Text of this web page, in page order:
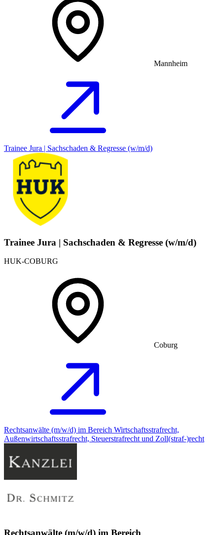
Mannheim
Trainee Jura | Sachschaden & Regresse (w/m/d)
Trainee Jura | Sachschaden & Regresse (w/m/d)
HUK-COBURG
Coburg
Rechtsanwälte (m/w/d) im Bereich Wirtschaftsstrafrecht,
Außenwirtschaftsstrafrecht, Steuerstrafrecht und Zoll(straf-)recht
Rechtsanwälte (m/w/d) im Bereich